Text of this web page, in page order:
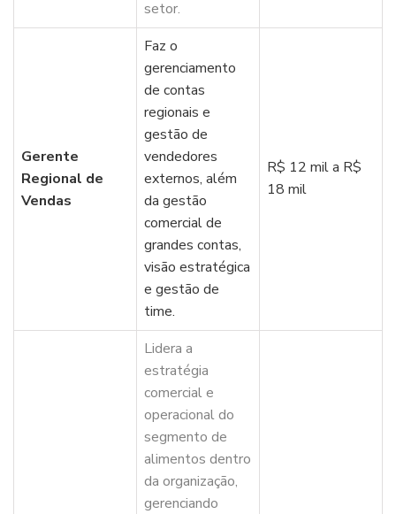
setor.
Gerente
Regional de
Vendas
Faz o
gerenciamento
de contas
regionais e
gestão de
vendedores
externos, além
da gestão
comercial de
grandes contas,
visão estratégica
e gestão de
time.
R$ 12 mil a R$
18 mil
Lidera a
estratégia
comercial e
operacional do
segmento de
alimentos dentro
da organização,
gerenciando